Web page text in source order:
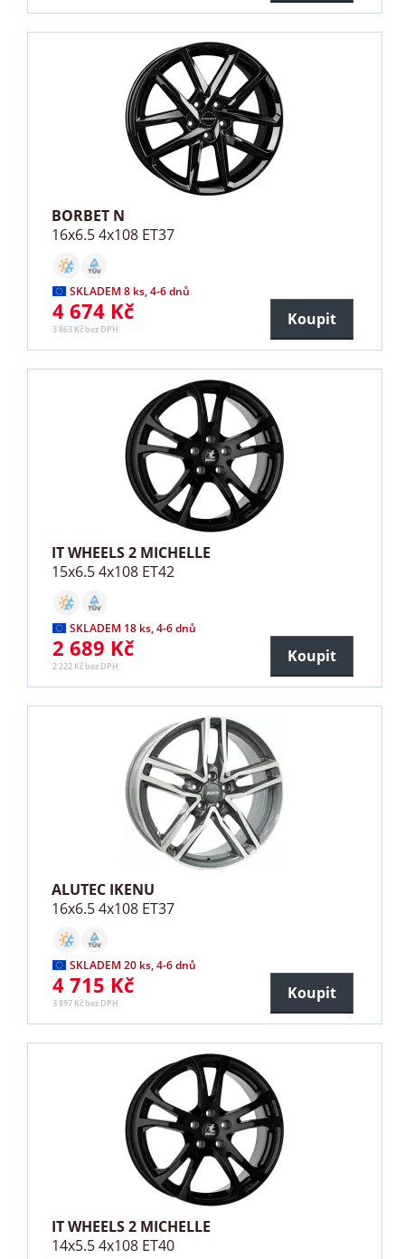
BORBET N
16x6.5 4x108 ET37
SKLADEM 8 ks, 4-6 dnů
4 674 Kč
3 863 Kč bez DPH
Koupit
IT WHEELS 2 MICHELLE
15x6.5 4x108 ET42
SKLADEM 18 ks, 4-6 dnů
2 689 Kč
2 222 Kč bez DPH
Koupit
ALUTEC IKENU
16x6.5 4x108 ET37
SKLADEM 20 ks, 4-6 dnů
4 715 Kč
3 897 Kč bez DPH
Koupit
IT WHEELS 2 MICHELLE
14x5.5 4x108 ET40